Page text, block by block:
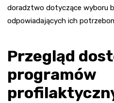
doradztwo dotyczące wyboru
odpowiadających ich
Przegląd
programów